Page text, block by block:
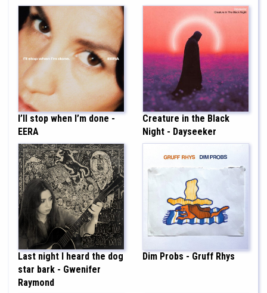
I’ll stop when I’m done -
EERA
Creature in the Black
Night - Dayseeker
Last night I heard the dog
star bark - Gwenifer
Raymond
Dim Probs - Gruff Rhys